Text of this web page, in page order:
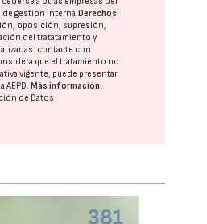
de gestión interna.Derechos:
oposición, supresión,
del tratatamiento y
contacte con
que el tratamiento no
vigente, puede presentar
AEPD .Más información:
de Datos